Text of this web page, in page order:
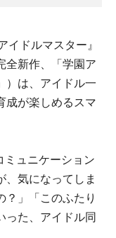
ドルマスター』
全新作、「学園ア
）は、アイドル一
成が楽しめるスマ
ミュニケーション
、気になってしま
？」「このふたり
った、アイドル同